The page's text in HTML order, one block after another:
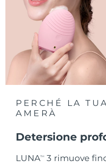
PERCHÉ LA
AMERÀ
Detersione
LUNATM
3 rimuove
Slovacchia
Slovenia
Sudafrica
Spagna
Svezia
Svizzera